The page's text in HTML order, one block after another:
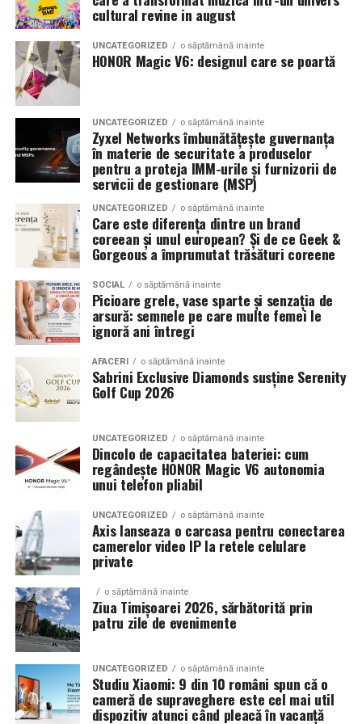
importantă a momentelor speciale din Maramureș,
combinând experiența organizatorică cu capacitatea de
a transforma fiecare eveniment într-o amintire
deosebită pentru participanți.
accentua liniile caroseriei si poate oferi un look
echilibrat, in timp ce o alegere gresita poate strica
proportiile, chiar daca restul masinii este bine realizat.
Anvelopele ca element vizual la show-uri auto
La evenimentele auto din Cluj, anvelopele nu sunt doar
componente functionale, ci si elemente vizuale. Publicul
si fotografii surprind adesea detalii precum modul in
care roata umple aripa, distanta fata de caroserie si
aspectul general al ansamblului roata-janta.
Anvelopele curate, cu dimensiuni corecte si uzura
uniforma, contribuie la imaginea profesionala a unei
masini de show. In multe cazuri, acestea completeaza
jantele si intaresc conceptul ales de proprietar, fie ca
vorbim despre un stil elegant, sportiv sau minimalist.
Echilibrul dintre estetica si utilizare reala
Un aspect specific evenimentelor auto din Cluj este
prezenta multor masini care nu sunt doar proiecte de
show, ci si vehicule utilizate zilnic. Proprietarii acestora
cauta solutii care sa le permita sa participe la
evenimente fara a sacrifica complet confortul sau
siguranta pe drumurile publice.
In acest context, anvelopele alese trebuie sa ofere un
echilibru intre aspect si functionalitate. Multi pasionati
opteaza pentru anvelope care arata bine la show, dar
care pot fi folosite si in conditii reale de trafic,
indiferent de vreme sau sezon.
De ce conteaza tipul de anvelopa la evenimentele din
Cluj
Clujul este un oras in care vremea poate fi imprevizibila,
iar drumurile din imprejurimi includ atat zone urbane,
cultural revine in august
UNCATEGORIZED o săptămână inainte
HONOR Magic V6: designul care se poartă
UNCATEGORIZED o săptămână inainte
Zyxel Networks îmbunătățește guvernanța
în materie de securitate a produselor
pentru a proteja IMM-urile și furnizorii de
servicii de gestionare (MSP)
UNCATEGORIZED o săptămână inainte
Care este diferența dintre un brand
coreean și unul european? Și de ce Geek &
Gorgeous a împrumutat trăsături coreene
SOCIAL o săptămână inainte
Picioare grele, vase sparte și senzația de
arsură: semnele pe care multe femei le
ignoră ani întregi
AFACERI o săptămână inainte
Sabrini Exclusive Diamonds susține Serenity
Golf Cup 2026
UNCATEGORIZED o săptămână inainte
Dincolo de capacitatea bateriei: cum
regândește HONOR Magic V6 autonomia
unui telefon pliabil
UNCATEGORIZED o săptămână inainte
Axis lanseaza o carcasa pentru conectarea
camerelor video IP la retele celulare
private
o săptămână inainte
Ziua Timișoarei 2026, sărbătorită prin
patru zile de evenimente
UNCATEGORIZED o săptămână inainte
Studiu Xiaomi: 9 din 10 români spun că o
cameră de supraveghere este cel mai util
dispozitiv atunci când pleacă în vacanță